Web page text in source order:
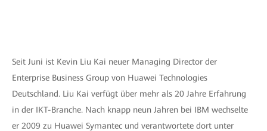
Seit Juni ist Kevin Liu Kai neuer Managing Director der
Enterprise Business Group von Huawei Technologies
Deutschland. Liu Kai verfügt über mehr als 20 Jahre Erfahrung
in der IKT-Branche. Nach knapp neun Jahren bei IBM wechselte
er 2009 zu Huawei Symantec und verantwortete dort unter